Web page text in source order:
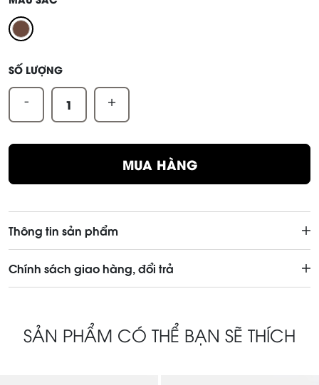
SỐ LƯỢNG
- +
MUA HÀNG
Thông tin sản phẩm
Chính sách giao hàng, đổi trả
SẢN PHẨM CÓ THỂ BẠN SẼ THÍCH